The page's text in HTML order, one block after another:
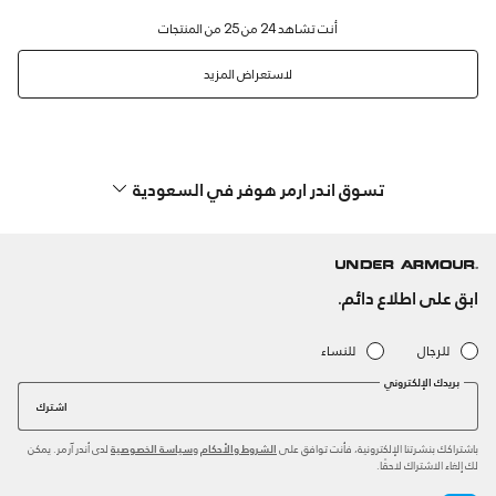
لاستعراض المزيد
تسوق اندر ارمر هوفر في السعودية
ابق على اطلاع دائم.
للرجال للنساء
بريدك الإلكتروني
اشترك
باشتراكك بنشرتنا الإلكترونية، فأنت توافق على الشروط والأحكام وسياسة الخصوصية لدى أندر آرمر. يمكن
لك إلغاء الاشتراك لاحقًا.